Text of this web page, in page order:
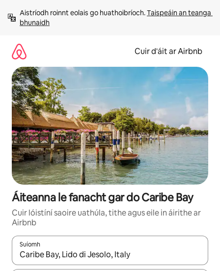
chuig
ábhar
Aistríodh roinnt eolais go huathoibríoch. Taispeáin an teanga
bhunaidh
Cuir d'áit ar Airbnb
Áiteanna le fanacht gar do Caribe Bay
Cuir lóistíní saoire uathúla, tithe agus eile in áirithe ar
Airbnb
Suíomh
Nuair a bheidh torthaí ar fáil, déan nascleanúint le